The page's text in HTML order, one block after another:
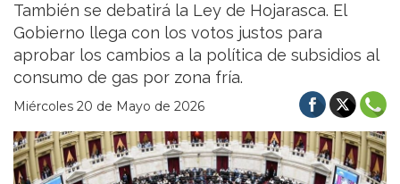
También se debatirá la Ley de Hojarasca. El
Gobierno llega con los votos justos para
aprobar los cambios a la política de subsidios al
consumo de gas por zona fría.
Miércoles 20 de Mayo de 2026